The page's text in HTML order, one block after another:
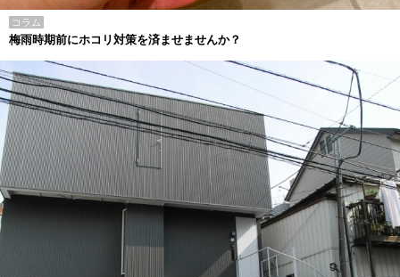
コラム
梅雨時期前にホコリ対策を済ませませんか？